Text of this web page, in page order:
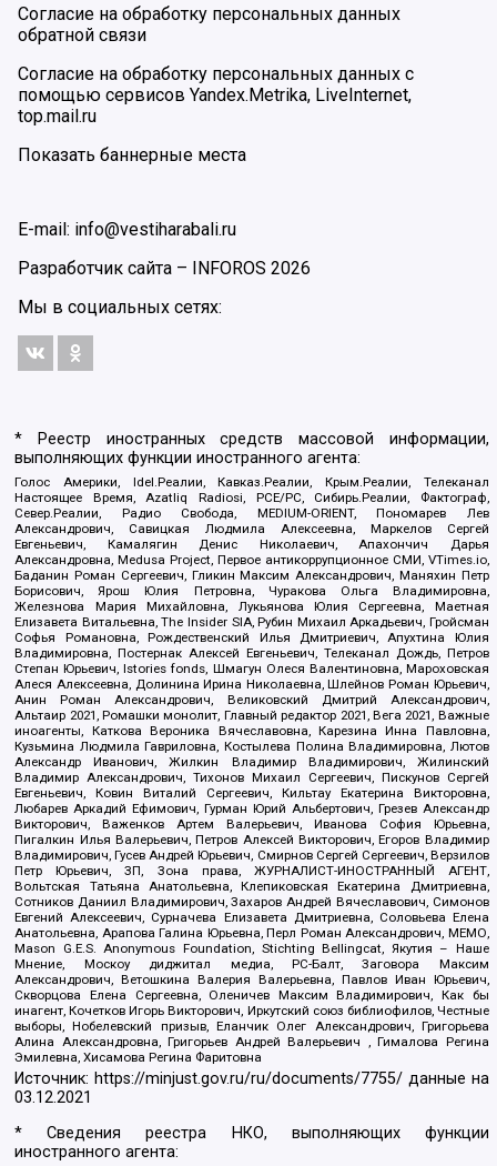
Согласие на обработку персональных данных
обратной связи
Согласие на обработку персональных данных с
помощью сервисов Yandex.Metrika, LiveInternet,
top.mail.ru
Показать баннерные места
E-mail: info@vestiharabali.ru
Разработчик сайта – INFOROS 2026
Мы в социальных сетях:
* Реестр иностранных средств массовой информации,
выполняющих функции иностранного агента:
Голос Америки, Idel.Реалии, Кавказ.Реалии, Крым.Реалии, Телеканал
Настоящее Время, Azatliq Radiosi, PCE/PC, Сибирь.Реалии, Фактограф,
Север.Реалии, Радио Свобода, MEDIUM-ORIENT, Пономарев Лев
Александрович, Савицкая Людмила Алексеевна, Маркелов Сергей
Евгеньевич, Камалягин Денис Николаевич, Апахончич Дарья
Александровна, Medusa Project, Первое антикоррупционное СМИ, VTimes.io,
Баданин Роман Сергеевич, Гликин Максим Александрович, Маняхин Петр
Борисович, Ярош Юлия Петровна, Чуракова Ольга Владимировна,
Железнова Мария Михайловна, Лукьянова Юлия Сергеевна, Маетная
Елизавета Витальевна, The Insider SIA, Рубин Михаил Аркадьевич, Гройсман
Софья Романовна, Рождественский Илья Дмитриевич, Апухтина Юлия
Владимировна, Постернак Алексей Евгеньевич, Телеканал Дождь, Петров
Степан Юрьевич, Istories fonds, Шмагун Олеся Валентиновна, Мароховская
Алеся Алексеевна, Долинина Ирина Николаевна, Шлейнов Роман Юрьевич,
Анин Роман Александрович, Великовский Дмитрий Александрович,
Альтаир 2021, Ромашки монолит, Главный редактор 2021, Вега 2021, Важные
иноагенты, Каткова Вероника Вячеславовна, Карезина Инна Павловна,
Кузьмина Людмила Гавриловна, Костылева Полина Владимировна, Лютов
Александр Иванович, Жилкин Владимир Владимирович, Жилинский
Владимир Александрович, Тихонов Михаил Сергеевич, Пискунов Сергей
Евгеньевич, Ковин Виталий Сергеевич, Кильтау Екатерина Викторовна,
Любарев Аркадий Ефимович, Гурман Юрий Альбертович, Грезев Александр
Викторович, Важенков Артем Валерьевич, Иванова София Юрьевна,
Пигалкин Илья Валерьевич, Петров Алексей Викторович, Егоров Владимир
Владимирович, Гусев Андрей Юрьевич, Смирнов Сергей Сергеевич, Верзилов
Петр Юрьевич, ЗП, Зона права, ЖУРНАЛИСТ-ИНОСТРАННЫЙ АГЕНТ,
Вольтская Татьяна Анатольевна, Клепиковская Екатерина Дмитриевна,
Сотников Даниил Владимирович, Захаров Андрей Вячеславович, Симонов
Евгений Алексеевич, Сурначева Елизавета Дмитриевна, Соловьева Елена
Анатольевна, Арапова Галина Юрьевна, Перл Роман Александрович, МЕМО,
Mason G.E.S. Anonymous Foundation, Stichting Bellingcat, Якутия – Наше
Мнение, Москоу диджитал медиа, РС-Балт, Заговора Максим
Александрович, Ветошкина Валерия Валерьевна, Павлов Иван Юрьевич,
Скворцова Елена Сергеевна, Оленичев Максим Владимирович, Как бы
инагент, Кочетков Игорь Викторович, Иркутский союз библиофилов, Честные
выборы, Нобелевский призыв, Еланчик Олег Александрович, Григорьева
Алина Александровна, Григорьев Андрей Валерьевич , Гималова Регина
Эмилевна, Хисамова Регина Фаритовна
Источник: https://minjust.gov.ru/ru/documents/7755/ данные на
03.12.2021
* Сведения реестра НКО, выполняющих функции
иностранного агента: